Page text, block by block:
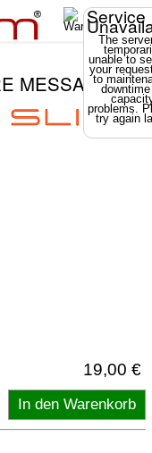
Service
The
unable to
your
to
problems.
try again
MESSAGE
19,00 €